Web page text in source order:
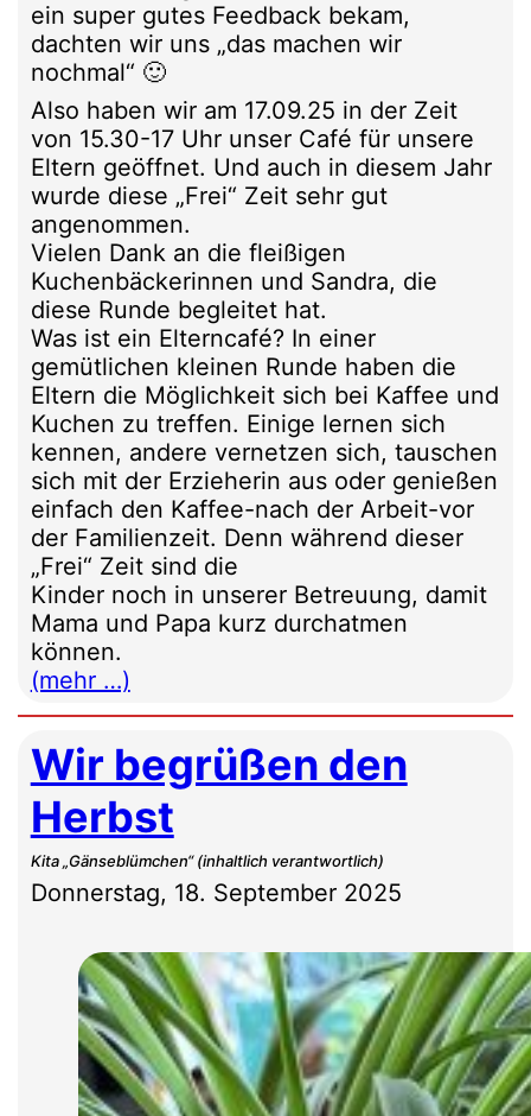
ein super gutes Feedback bekam,
dachten wir uns „das machen wir
nochmal“ 🙂
Also haben wir am 17.09.25 in der Zeit
von 15.30-17 Uhr unser Café für unsere
Eltern geöffnet. Und auch in diesem Jahr
wurde diese „Frei“ Zeit sehr gut
angenommen.
Vielen Dank an die fleißigen
Kuchenbäckerinnen und Sandra, die
diese Runde begleitet hat.
Was ist ein Elterncafé? In einer
gemütlichen kleinen Runde haben die
Eltern die Möglichkeit sich bei Kaffee und
Kuchen zu treffen. Einige lernen sich
kennen, andere vernetzen sich, tauschen
sich mit der Erzieherin aus oder genießen
einfach den Kaffee-nach der Arbeit-vor
der Familienzeit. Denn während dieser
„Frei“ Zeit sind die
Kinder noch in unserer Betreuung, damit
Mama und Papa kurz durchatmen
können.
(mehr …)
Wir begrüßen den
Herbst
Kita „Gänseblümchen“ (inhaltlich verantwortlich)
Donnerstag, 18. September 2025